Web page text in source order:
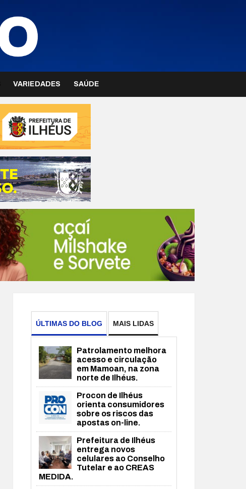
VARIEDADES SAÚDE
ÚLTIMAS DO BLOG MAIS LIDAS
Patrolamento melhora
acesso e circulação
em Mamoan, na zona
norte de Ilhéus.
Procon de Ilhéus
orienta consumidores
sobre os riscos das
apostas on-line.
Prefeitura de Ilhéus
entrega novos
celulares ao Conselho
Tutelar e ao CREAS
MEDIDA.